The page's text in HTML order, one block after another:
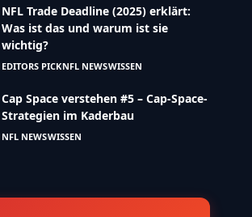
NFL Trade Deadline (2025) erklärt:
Was ist das und warum ist sie
wichtig?
EDITORS PICKNFL NEWSWISSEN
Cap Space verstehen #5 – Cap-Space-
Strategien im Kaderbau
NFL NEWSWISSEN